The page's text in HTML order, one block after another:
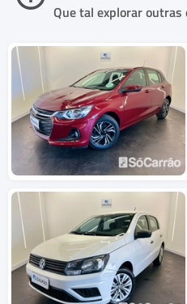
Que tal explorar outras